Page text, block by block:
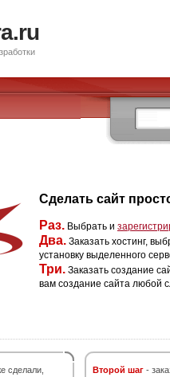
Сделать сайт
Раз. Выбрать и
Два. Заказать хостинг,
установку выделенного
Три. Заказать создание
вам создание сайта любой
сделали,
Второй шаг -